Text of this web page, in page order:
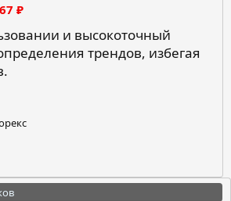
₽
и высокоточный
трендов, избегая